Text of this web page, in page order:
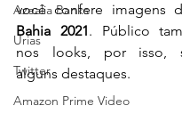
Azealia Banks
Urias
Twitter
Amazon Prime Video
você confere imagens
Bahia 2021. Público
nos looks, por isso,
alguns destaques.